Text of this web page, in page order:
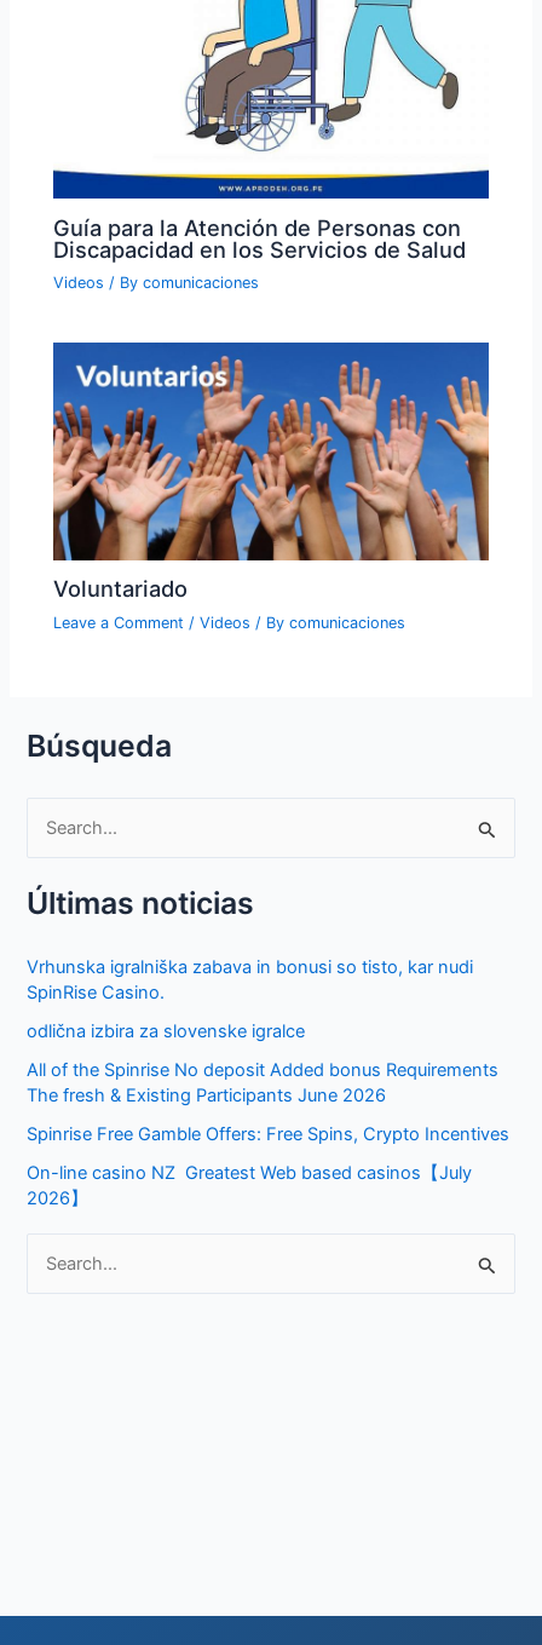
Guía para la Atención de Personas con
Discapacidad en los Servicios de Salud
Videos / Bycomunicaciones
Voluntariado
Leave a Comment /Videos / Bycomunicaciones
Búsqueda
a
c
f
o
Últimas noticias
Vrhunska igralniška zabava in bonusi so tisto, kar nudi
SpinRise Casino.
odlična izbira za slovenske igralce
All of the Spinrise No deposit Added bonus Requirements
The fresh & Existing Participants June 2026
Spinrise Free Gamble Offers: Free Spins, Crypto Incentives
On-line casino NZ ️ Greatest Web based casinos【July
2026】